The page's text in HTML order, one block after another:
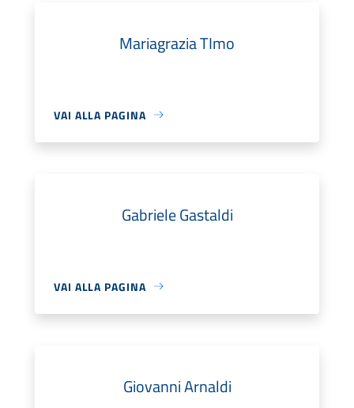
Mariagrazia TImo
VAI ALLA PAGINA
Gabriele Gastaldi
VAI ALLA PAGINA
Giovanni Arnaldi